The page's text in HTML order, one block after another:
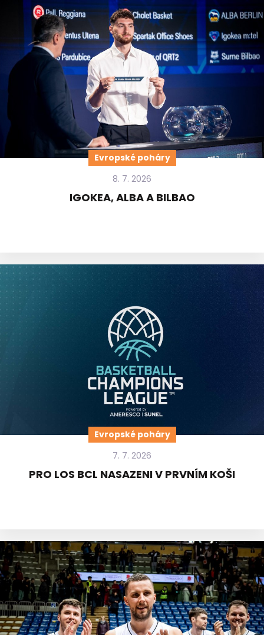
Evropské poháry
8. 7. 2026
IGOKEA, ALBA A BILBAO
Evropské poháry
7. 7. 2026
PRO LOS BCL NASAZENI V PRVNÍM KOŠI